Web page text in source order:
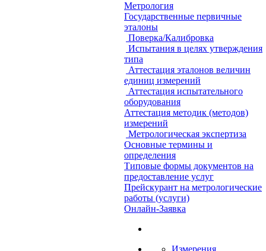
Метрология
Государственные первичные
эталоны
Поверка/Калибровка
Испытания в целях утверждения
типа
Аттестация эталонов величин
единиц измерений
Аттестация испытательного
оборудования
Аттестация методик (методов)
измерений
Метрологическая экспертиза
Основные термины и
определения
Типовые формы документов на
предоставление услуг
Прейскурант на метрологические
работы (услуги)
Онлайн-Заявка
Измерения